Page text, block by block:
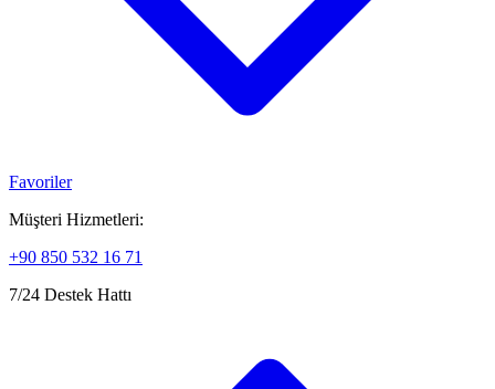
Favoriler
Müşteri Hizmetleri:
+90 850 532 16 71
7/24 Destek Hattı